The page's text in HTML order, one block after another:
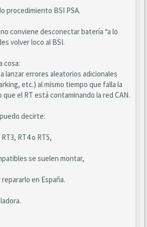
procedimiento BSI PSA.
conviene desconectar batería “a lo
volver loco al BSI.
cosa:
lanzar errores aleatorios adicionales
etc.) al mismo tiempo que falla la
el RT está contaminando la red CAN.
decirte:
RT4 o RT5,
se suelen montar,
en España.